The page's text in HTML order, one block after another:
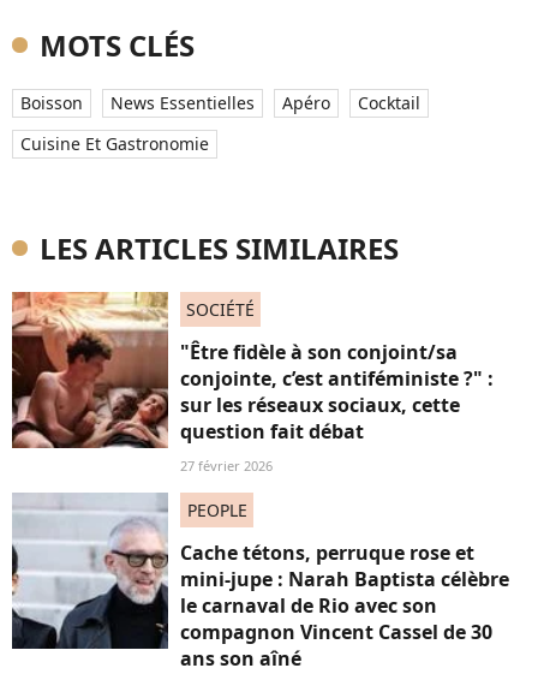
MOTS CLÉS
Boisson News Essentielles Apéro
Cocktail
Cuisine Et Gastronomie
LES ARTICLES SIMILAIRES
SOCIÉTÉ
"Être fidèle à son conjoint/sa
conjointe, c’est antiféministe ?" :
sur les réseaux sociaux, cette
question fait débat
27 février 2026
PEOPLE
Cache tétons, perruque rose et
mini-jupe : Narah Baptista célèbre
le carnaval de Rio avec son
compagnon Vincent Cassel de 30
ans son aîné